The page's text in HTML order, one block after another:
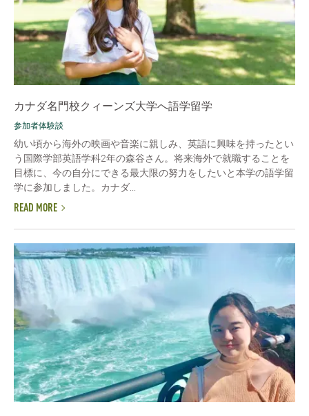
カナダ名門校クィーンズ大学へ語学留学
参加者体験談
幼い頃から海外の映画や音楽に親しみ、英語に興味を持ったとい
う国際学部英語学科2年の森谷さん。将来海外で就職することを
目標に、今の自分にできる最大限の努力をしたいと本学の語学留
学に参加しました。カナダ...
READ MORE